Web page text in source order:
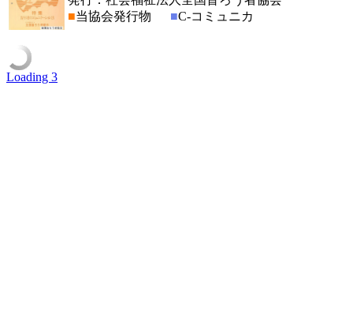
■当協会発行物 ■C-コミュニカ
Loading 3